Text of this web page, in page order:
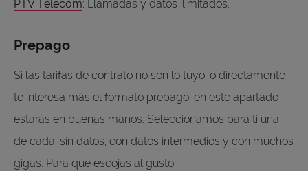
PTV Telecom: Llamadas y datos ilimitados.
Prepago
Si las tarifas de contrato no son lo tuyo, o directamente
te interesa más el formato prepago, en este apartado
estarás en buenas manos. Seleccionamos para ti una
de cada: sin datos, con datos intermedios y con muchos
gigas. Para que escojas al gusto.